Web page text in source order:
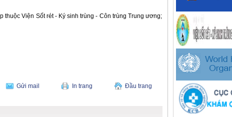
thuộc Viện Sốt rét - Ký sinh trùng - Côn trùng Trung ương;
Gửi mail In trang Đầu trang